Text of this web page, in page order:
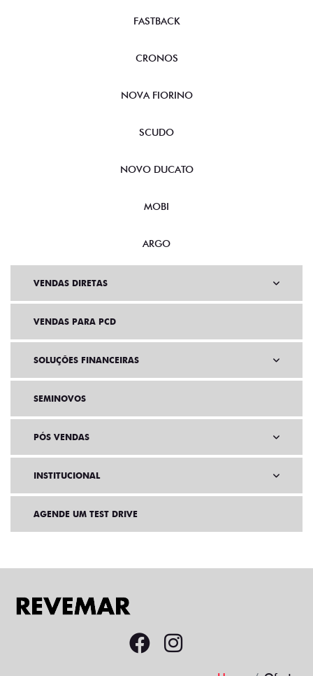
FASTBACK
CRONOS
NOVA FIORINO
SCUDO
NOVO DUCATO
MOBI
ARGO
VENDAS DIRETAS
VENDAS PARA PCD
SOLUÇÕES FINANCEIRAS
SEMINOVOS
PÓS VENDAS
INSTITUCIONAL
AGENDE UM TEST DRIVE